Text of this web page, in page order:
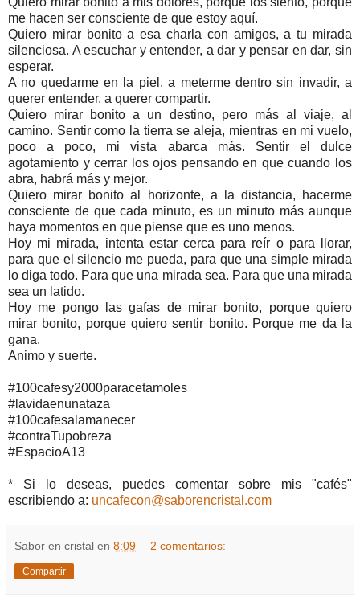
me hacen ser consciente de que estoy aquí.
Quiero mirar bonito a esa charla con amigos, a tu mirada
silenciosa. A escuchar y entender, a dar y pensar en dar, sin
esperar.
A no quedarme en la piel, a meterme dentro sin invadir, a
querer entender, a querer compartir.
Quiero mirar bonito a un destino, pero más al viaje, al
camino. Sentir como la tierra se aleja, mientras en mi vuelo,
poco a poco, mi vista abarca más. Sentir el dulce
agotamiento y cerrar los ojos pensando en que cuando los
abra, habrá más y mejor.
Quiero mirar bonito al horizonte, a la distancia, hacerme
consciente de que cada minuto, es un minuto más aunque
haya momentos en que piense que es uno menos.
Hoy mi mirada, intenta estar cerca para reír o para llorar,
para que el silencio me pueda, para que una simple mirada
lo diga todo. Para que una mirada sea. Para que una mirada
sea un latido.
Hoy me pongo las gafas de mirar bonito, porque quiero
mirar bonito, porque quiero sentir bonito. Porque me da la
gana.
Animo y suerte.
#100cafesy2000paracetamoles
#lavidaenunataza
#100cafesalamanecer
#contraTupobreza
#EspacioA13
* Si lo deseas, puedes comentar sobre mis "cafés"
escribiendo a: uncafecon@saborencristal.com
Sabor en cristal en 8:09 2 comentarios:
Compartir